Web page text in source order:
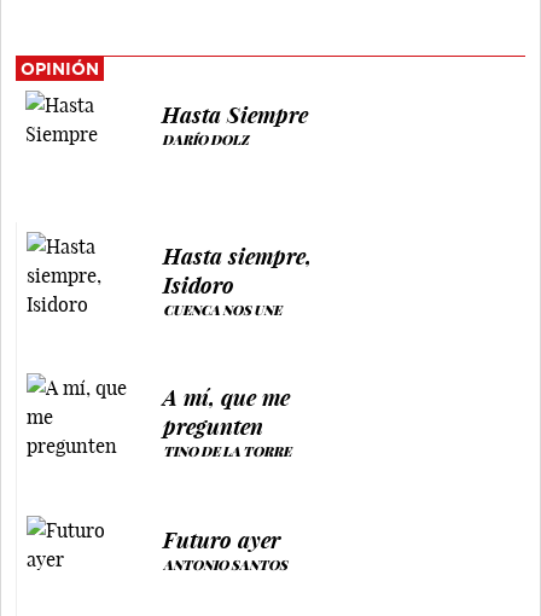
OPINIÓN
Hasta Siempre
DARÍO DOLZ
Hasta siempre,
Isidoro
CUENCA NOS UNE
A mí, que me
pregunten
TINO DE LA TORRE
Futuro ayer
ANTONIO SANTOS